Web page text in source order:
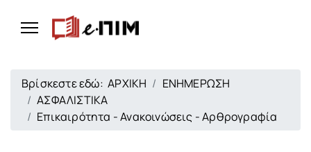
Βρίσκεστε εδώ:ΑΡΧΙΚΗ
ΕΝΗΜΕΡΩΣΗ
ΑΣΦΑΛΙΣΤΙΚΑ
Επικαιρότητα - Ανακοινώσεις - Αρθρογραφία